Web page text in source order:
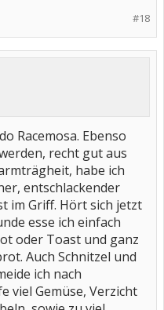
#18
Racemosa. Ebenso
recht gut aus
habe ich
entschlackender
im Griff. Hört sich jetzt
esse ich einfach
oder Toast und ganz
Auch Schnitzel und
ich nach
viel Gemüse, Verzicht